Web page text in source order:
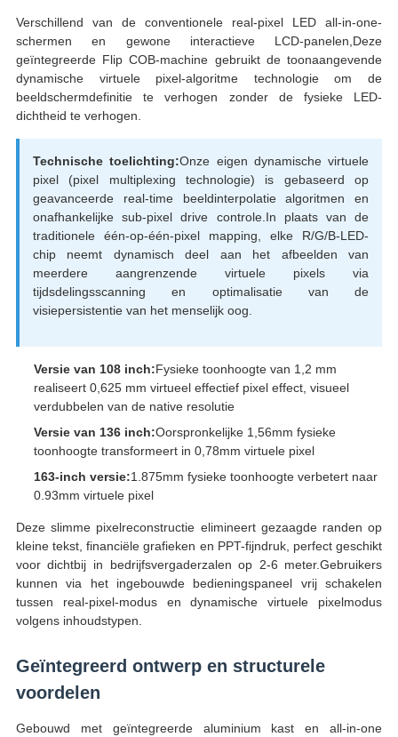
Verschillend van de conventionele real-pixel LED all-in-one-
schermen en gewone interactieve LCD-panelen,Deze
geïntegreerde Flip COB-machine gebruikt de toonaangevende
dynamische virtuele pixel-algoritme technologie om de
beeldschermdefinitie te verhogen zonder de fysieke LED-
dichtheid te verhogen.
Technische toelichting:Onze eigen dynamische virtuele
pixel (pixel multiplexing technologie) is gebaseerd op
geavanceerde real-time beeldinterpolatie algoritmen en
onafhankelijke sub-pixel drive controle.In plaats van de
traditionele één-op-één-pixel mapping, elke R/G/B-LED-
chip neemt dynamisch deel aan het afbeelden van
meerdere aangrenzende virtuele pixels via
tijdsdelingsscanning en optimalisatie van de
visiepersistentie van het menselijk oog.
Versie van 108 inch:Fysieke toonhoogte van 1,2 mm
realiseert 0,625 mm virtueel effectief pixel effect, visueel
verdubbelen van de native resolutie
Versie van 136 inch:Oorspronkelijke 1,56mm fysieke
toonhoogte transformeert in 0,78mm virtuele pixel
163-inch versie:1.875mm fysieke toonhoogte verbetert naar
0.93mm virtuele pixel
Deze slimme pixelreconstructie elimineert gezaagde randen op
kleine tekst, financiële grafieken en PPT-fijndruk, perfect geschikt
voor dichtbij in bedrijfsvergaderzalen op 2-6 meter.Gebruikers
kunnen via het ingebouwde bedieningspaneel vrij schakelen
tussen real-pixel-modus en dynamische virtuele pixelmodus
volgens inhoudstypen.
Geïntegreerd ontwerp en structurele
voordelen
Gebouwd met geïntegreerde aluminium kast en all-in-one